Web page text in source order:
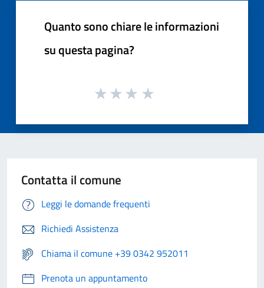
Quanto sono chiare le informazioni
su questa pagina?
Contatta il comune
Leggi le domande frequenti
Richiedi Assistenza
Chiama il comune +39 0342 952011
Prenota un appuntamento